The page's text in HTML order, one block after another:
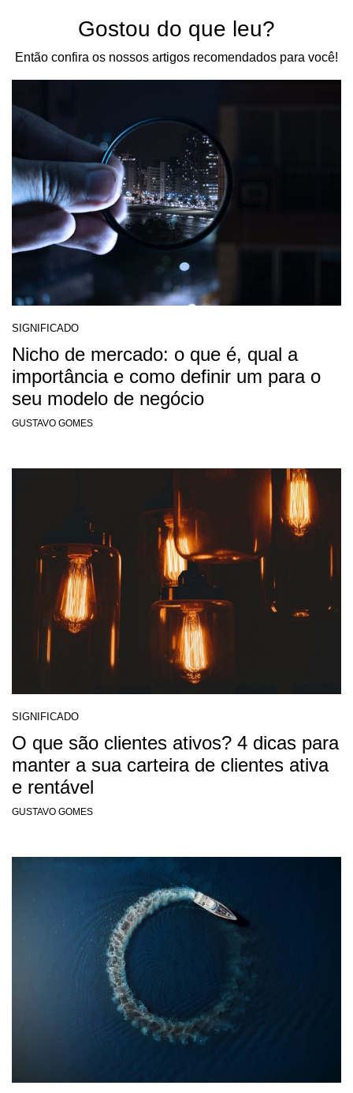
Gostou do que leu?
Então confira os nossos artigos recomendados para você!
SIGNIFICADO
Nicho de mercado: o que é, qual a
importância e como definir um para o
seu modelo de negócio
GUSTAVO GOMES
SIGNIFICADO
O que são clientes ativos? 4 dicas para
manter a sua carteira de clientes ativa
e rentável
GUSTAVO GOMES